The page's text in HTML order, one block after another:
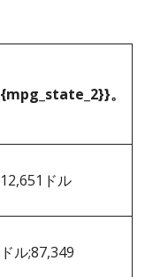
{mpg_state_2}}。
12,651ドル
ドル;87,349